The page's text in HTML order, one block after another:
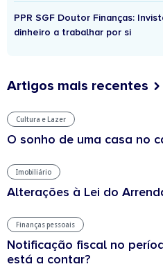
PPR SGF Doutor Finanças:
dinheiro a trabalhar por si
Artigos mais recentes
Cultura e Lazer
O sonho de uma casa no
Imobiliário
Alterações à Lei do
Finanças pessoais
Notificação fiscal no
está a contar?